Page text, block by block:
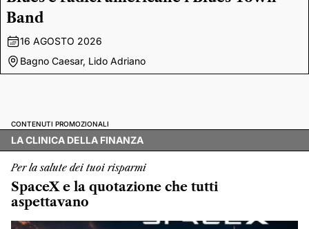
Band
16 AGOSTO 2026
Bagno Caesar, Lido Adriano
CONTENUTI PROMOZIONALI
LA CLINICA DELLA FINANZA
Per la salute dei tuoi risparmi
SpaceX e la quotazione che tutti
aspettavano